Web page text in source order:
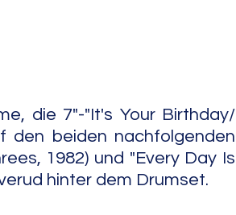
die 7"-"It's Your Birthday/
den beiden nachfolgenden
1982) und "Every Day Is
hinter dem Drumset.